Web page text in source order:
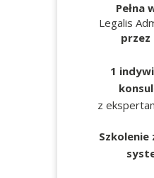
Pełna
Legalis
przez
1
z
Szkolenie